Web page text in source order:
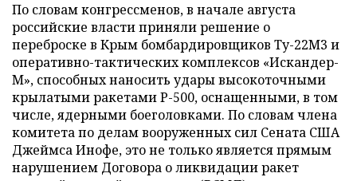
По словам конгрессменов, в начале августа
российские власти приняли решение о
переброске в Крым бомбардировщиков Ту-22М3 и
оперативно-тактических комплексов «Искандер-
М», способных наносить удары высокоточными
крылатыми ракетами Р-500, оснащенными, в том
числе, ядерными боеголовками. По словам члена
комитета по делам вооруженных сил Сената США
Джеймса Инофе, это не только является прямым
нарушением Договора о ликвидации ракет